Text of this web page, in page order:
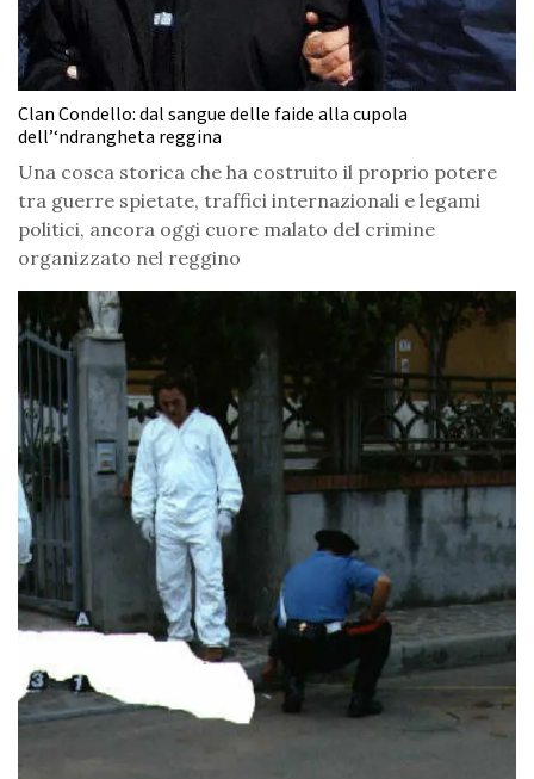
Clan Condello: dal sangue delle faide alla cupola
dell’‘ndrangheta reggina
Una cosca storica che ha costruito il proprio potere
tra guerre spietate, traffici internazionali e legami
politici, ancora oggi cuore malato del crimine
organizzato nel reggino